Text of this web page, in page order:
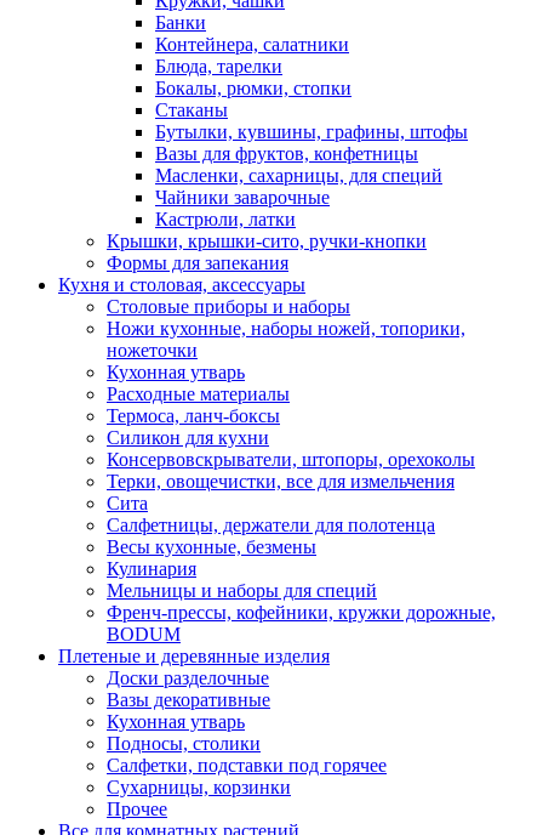
Банки
Контейнера, салатники
Блюда, тарелки
Бокалы, рюмки, стопки
Стаканы
Бутылки, кувшины, графины, штофы
Вазы для фруктов, конфетницы
Масленки, сахарницы, для специй
Чайники заварочные
Кастрюли, латки
Крышки, крышки-сито, ручки-кнопки
Формы для запекания
Кухня и столовая, аксессуары
Столовые приборы и наборы
Ножи кухонные, наборы ножей, топорики,
ножеточки
Кухонная утварь
Расходные материалы
Термоса, ланч-боксы
Силикон для кухни
Консервовскрыватели, штопоры, орехоколы
Терки, овощечистки, все для измельчения
Сита
Салфетницы, держатели для полотенца
Весы кухонные, безмены
Кулинария
Мельницы и наборы для специй
Френч-прессы, кофейники, кружки дорожные,
BODUM
Плетеные и деревянные изделия
Доски разделочные
Вазы декоративные
Кухонная утварь
Подносы, столики
Салфетки, подставки под горячее
Сухарницы, корзинки
Прочее
Все для комнатных растений